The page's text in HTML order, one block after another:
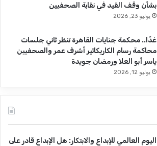
بشأن وقف القيد في نقابة الصحفيين
يوليو 23, 2026
غدًا.. محكمة جنايات القاهرة تنظر ثاني جلسات
محاكمة رسام الكاريكاتير أشرف عمر والصحفيين
ياسر أبو العلا ورمضان جويدة
يوليو 12, 2026
اليوم العالمي للإبداع والابتكار: هل الإبداع قادر على